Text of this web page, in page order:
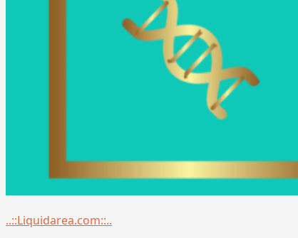
Menu
..::Liquidarea.com::..